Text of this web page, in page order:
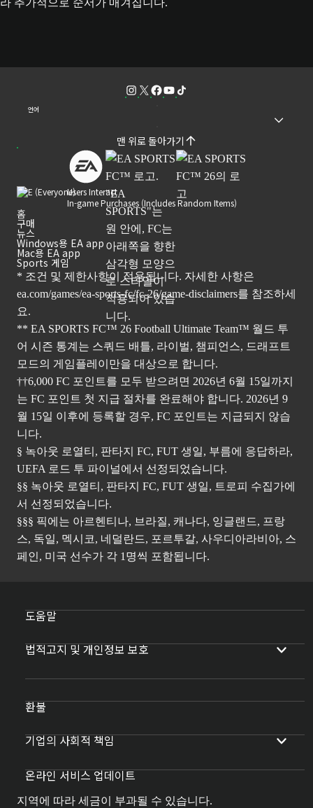
라 추가적으로 순서가 매겨집니다.
언어
맨 위로 돌아가기
Users Interact
In-game Purchases (Includes Random Items)
홈
구매
뉴스
Windows용 EA app
Mac용 EA app
Sports 게임
* 조건 및 제한사항이 적용됩니다. 자세한 사항은
ea.com/games/ea-sports-fc/fc-26/game-disclaimers를 참조하세
요.
** EA SPORTS FC™ 26 Football Ultimate Team™ 월드 투
어 시즌 통계는 스쿼드 배틀, 라이벌, 챔피언스, 드래프트
모드의 게임플레이만을 대상으로 합니다.
††6,000 FC 포인트를 모두 받으려면 2026년 6월 15일까지
는 FC 포인트 첫 지급 절차를 완료해야 합니다. 2026년 9
월 15일 이후에 등록할 경우, FC 포인트는 지급되지 않습
니다.
§ 녹아웃 로열티, 판타지 FC, FUT 생일, 부름에 응답하라,
UEFA 로드 투 파이널에서 선정되었습니다.
§§ 녹아웃 로열티, 판타지 FC, FUT 생일, 트로피 수집가에
서 선정되었습니다.
§§§ 픽에는 아르헨티나, 브라질, 캐나다, 잉글랜드, 프랑
스, 독일, 멕시코, 네덜란드, 포르투갈, 사우디아라비아, 스
페인, 미국 선수가 각 1명씩 포함됩니다.
도움말
법적고지 및 개인정보 보호
환불
기업의 사회적 책임
온라인 서비스 업데이트
지역에 따라 세금이 부과될 수 있습니다.